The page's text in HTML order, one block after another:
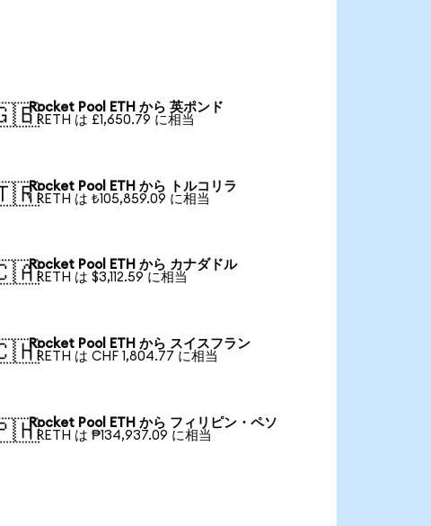
Rocket Pool ETH から 英ポンド
1 RETH は £1,650.79 に相当
Rocket Pool ETH から トルコリラ
1 RETH は ₺105,859.09 に相当
Rocket Pool ETH から カナダドル
1 RETH は $3,112.59 に相当
Rocket Pool ETH から スイスフラン
1 RETH は CHF 1,804.77 に相当
Rocket Pool ETH から フィリピン・ペソ
1 RETH は ₱134,937.09 に相当